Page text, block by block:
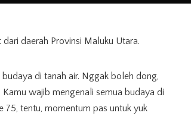
daerah Provinsi Maluku Utara.
di tanah air. Nggak boleh dong,
wajib mengenali semua budaya di
75, tentu, momentum pas untuk yuk